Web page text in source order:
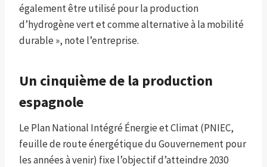
également être utilisé pour la production
d’hydrogène vert et comme alternative à la mobilité
durable », note l’entreprise.
Un cinquième de la production
espagnole
Le Plan National Intégré Énergie et Climat (PNIEC,
feuille de route énergétique du Gouvernement pour
les années à venir) fixe l’objectif d’atteindre 2030